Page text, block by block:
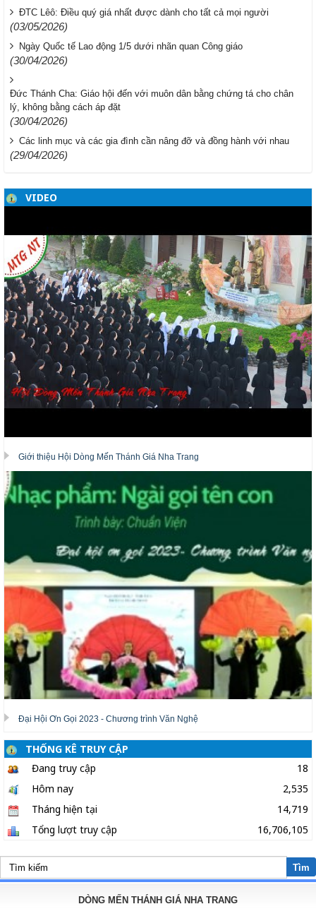
ĐTC Lêô: Điều quý giá nhất được dành cho tất cả mọi người
(03/05/2026)
Ngày Quốc tế Lao động 1/5 dưới nhãn quan Công giáo
(30/04/2026)
Đức Thánh Cha: Giáo hội đến với muôn dân bằng chứng tá cho chân
lý, không bằng cách áp đặt
(30/04/2026)
Các linh mục và các gia đình cần nâng đỡ và đồng hành với nhau
(29/04/2026)
VIDEO
Giới thiệu Hội Dòng Mến Thánh Giá Nha Trang
Đại Hội Ơn Gọi 2023 - Chương trình Văn Nghệ
THỐNG KÊ TRUY CẬP
Đang truy cập
18
Hôm nay
2,535
Tháng hiện tại
14,719
Tổng lượt truy cập
16,706,105
Tìm
DÒNG MẾN THÁNH GIÁ NHA TRANG